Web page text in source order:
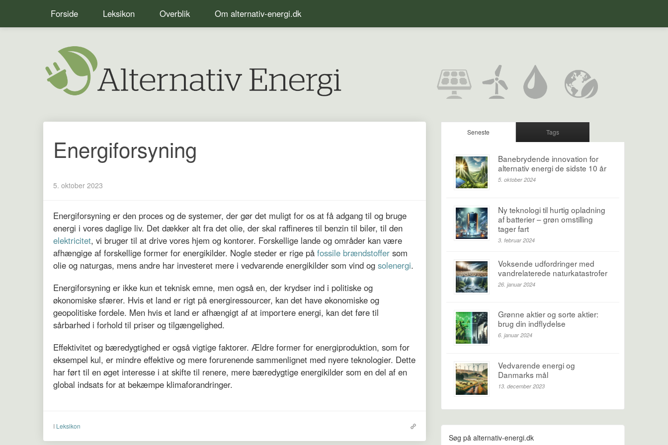
Forside Leksikon Overblik Om alternativ-energi.dk
Energiforsyning
5. oktober 2023
Energiforsyning er den proces og de systemer, der gør det muligt for os at få adgang til og bruge
energi i vores daglige liv. Det dækker alt fra det olie, der skal raffineres til benzin til biler, til den
elektricitet, vi bruger til at drive vores hjem og kontorer. Forskellige lande og områder kan være
afhængige af forskellige former for energikilder. Nogle steder er rige på fossile brændstoffer som
olie og naturgas, mens andre har investeret mere i vedvarende energikilder som vind og solenergi.
Energiforsyning er ikke kun et teknisk emne, men også en, der krydser ind i politiske og
økonomiske sfærer. Hvis et land er rigt på energiressourcer, kan det have økonomiske og
geopolitiske fordele. Men hvis et land er afhængigt af at importere energi, kan det føre til
sårbarhed i forhold til priser og tilgængelighed.
Effektivitet og bæredygtighed er også vigtige faktorer. Ældre former for energiproduktion, som for
eksempel kul, er mindre effektive og mere forurenende sammenlignet med nyere teknologier. Dette
har ført til en øget interesse i at skifte til renere, mere bæredygtige energikilder som en del af en
global indsats for at bekæmpe klimaforandringer.
I Leksikon
Seneste Tags
Banebrydende innovation for
alternativ energi de sidste 10 år
5. oktober 2024
Ny teknologi til hurtig opladning
af batterier – grøn omstilling
tager fart
3. februar 2024
Voksende udfordringer med
vandrelaterede naturkatastrofer
26. januar 2024
Grønne aktier og sorte aktier:
brug din indflydelse
6. januar 2024
Vedvarende energi og
Danmarks mål
13. december 2023
Søg på alternativ-energi.dk